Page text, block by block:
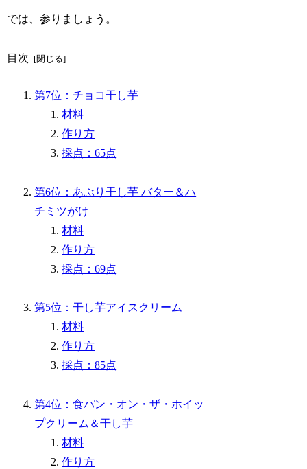
では、参りましょう。
目次
第7位：チョコ干し芋
材料
作り方
採点：65点
第6位：あぶり干し芋 バター＆ハ
チミツがけ
材料
作り方
採点：69点
第5位：干し芋アイスクリーム
材料
作り方
採点：85点
第4位：食パン・オン・ザ・ホイッ
プクリーム＆干し芋
材料
作り方